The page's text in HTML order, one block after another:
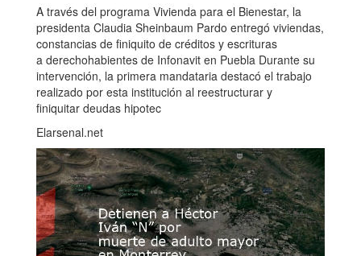
A través del programa Vivienda para el Bienestar, la
presidenta Claudia Sheinbaum Pardo entregó viviendas,
constancias de finiquito de créditos y escrituras
a derechohabientes de Infonavit en Puebla Durante su
intervención, la primera mandataria destacó el trabajo
realizado por esta institución al reestructurar y
finiquitar deudas hipotec
Elarsenal.net